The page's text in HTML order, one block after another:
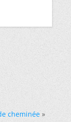
cheminée »